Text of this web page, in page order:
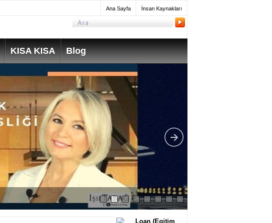
Ana Sayfa İnsan Kaynakları
KISA KISA Blog